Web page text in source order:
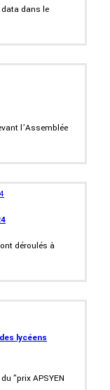
dans le
l’Assemblée
déroulés à
lycéens
"prix APSYEN